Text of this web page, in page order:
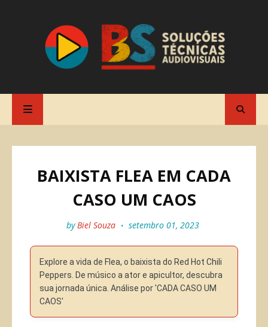
BAIXISTA FLEA EM CADA
CASO UM CAOS
byBiel Souza setembro 01, 2023
Explore a vida de Flea, o baixista do Red Hot Chili
Peppers. De músico a ator e apicultor, descubra
sua jornada única. Análise por 'CADA CASO UM
CAOS'